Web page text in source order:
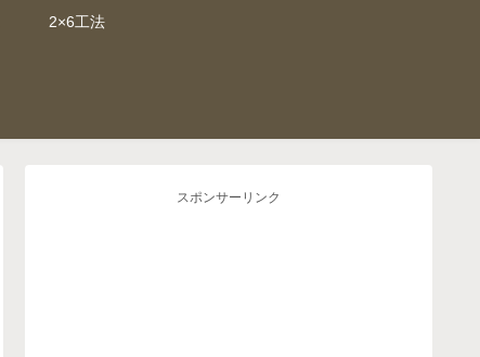
2×6工法
スポンサーリンク